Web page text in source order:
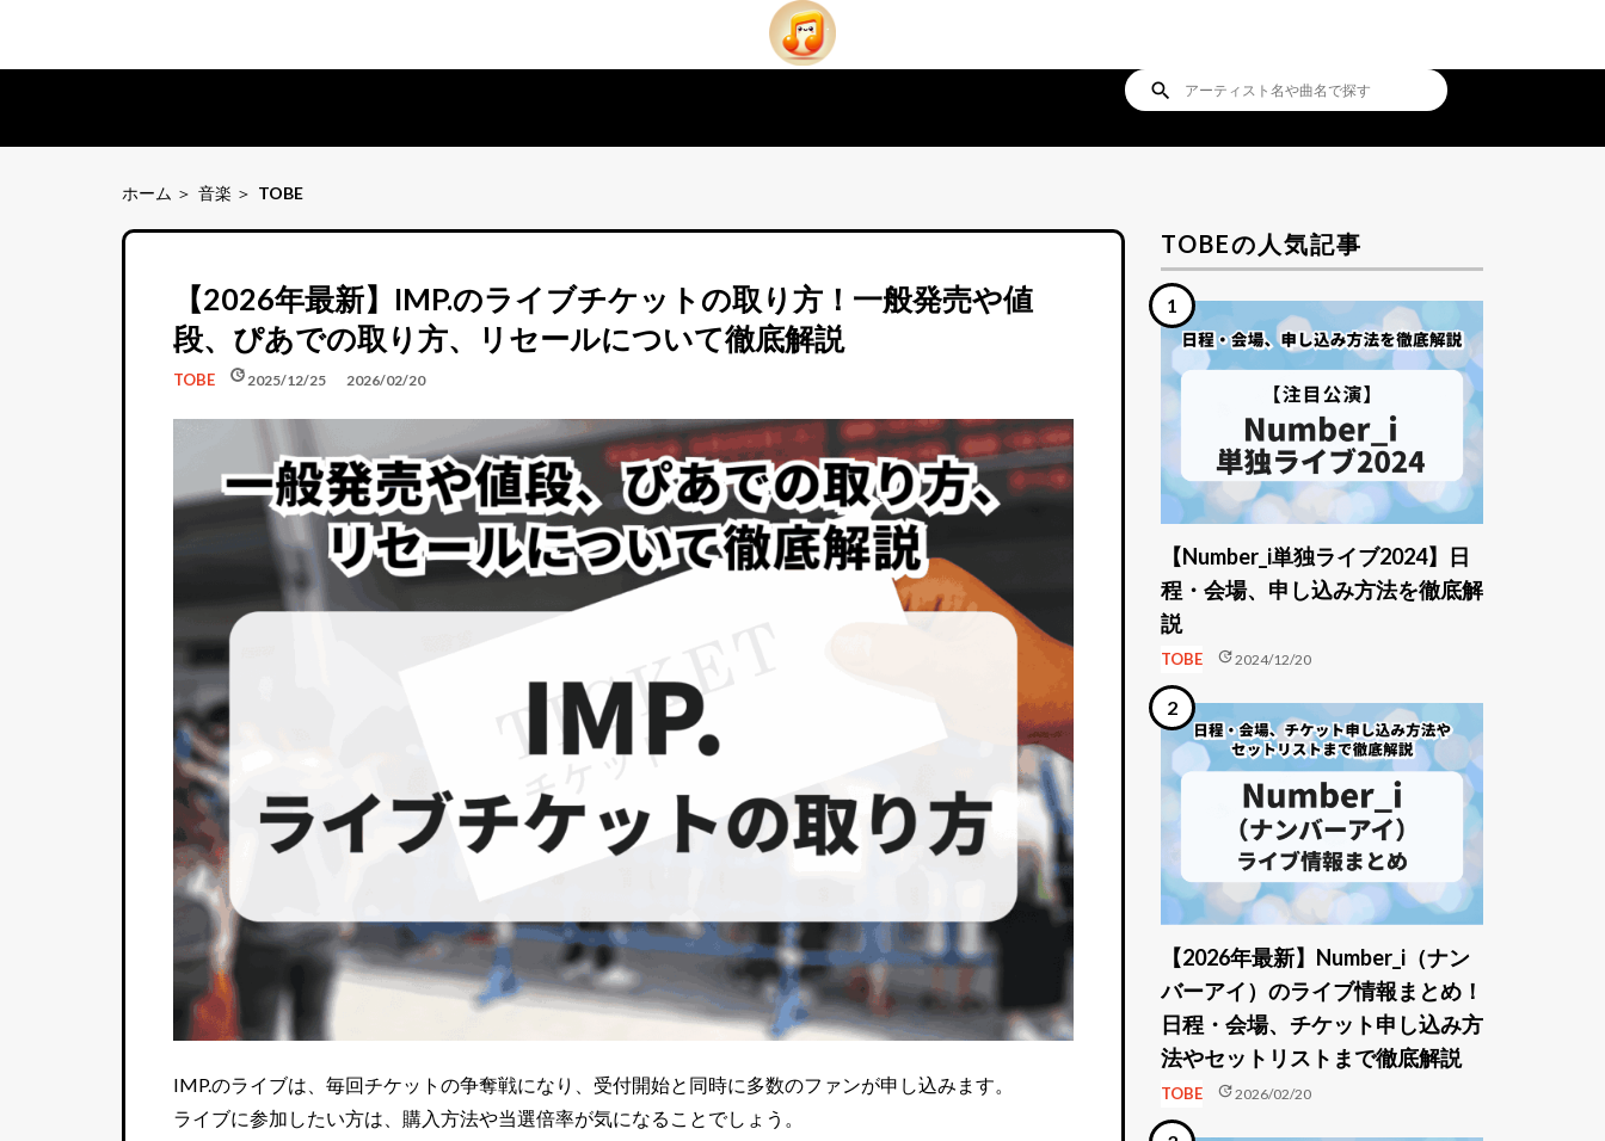
search
ホーム 音楽 TOBE
【2026年最新】IMP.のライブチケットの取り方！一般発売や値
段、ぴあでの取り方、リセールについて徹底解説
TOBE schedule2025/12/25
update 2026/02/20
IMP.のライブは、毎回チケットの争奪戦になり、受付開始と同時に多数のファンが申し込みます。
ライブに参加したい方は、購入方法や当選倍率が気になることでしょう。
TOBEの人気記事
【Number_i単独ライブ2024】日
程・会場、申し込み方法を徹底解
説
TOBE update2024/12/20
【2026年最新】Number_i（ナン
バーアイ）のライブ情報まとめ！
日程・会場、チケット申し込み方
法やセットリストまで徹底解説
TOBE update2026/02/20